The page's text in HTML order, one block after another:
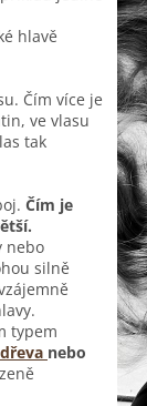
hlavě
Čím více je
ve vlasu
tak
Čím je
nebo
silně
typem
nebo